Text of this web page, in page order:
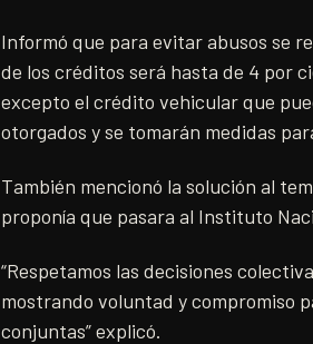
Informó que para evitar abusos se
de los créditos será hasta de 4 por
excepto el crédito vehicular que
otorgados y se tomarán medidas
También mencionó la solución al
proponía que pasara al Instituto
“Respetamos las decisiones
mostrando voluntad y compromiso
conjuntas” explicó.